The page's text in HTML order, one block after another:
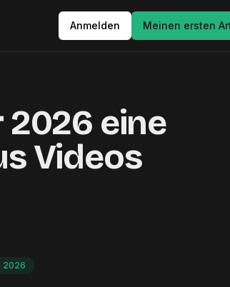
Anmelden Meinen ersten
2026 eine
Videos
2026